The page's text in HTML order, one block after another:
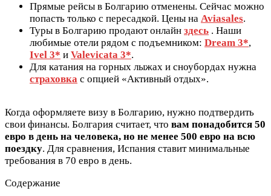
Прямые рейсы в Болгарию отменены. Сейчас можно
попасть только с пересадкой. Цены на Aviasales.
Туры в Болгарию продают онлайн здесь . Наши
любимые отели рядом с подъемником: Dream 3*,
Ivel 3* и Valevicata 3*.
Для катания на горных лыжах и сноубордах нужна
страховка с опцией «Активный отдых».
Когда оформляете визу в Болгарию, нужно подтвердить
свои финансы. Болгария считает, что вам понадобится 50
евро в день на человека, но не менее 500 евро на всю
поездку. Для сравнения, Испания ставит минимальные
требования в 70 евро в день.
Содержание